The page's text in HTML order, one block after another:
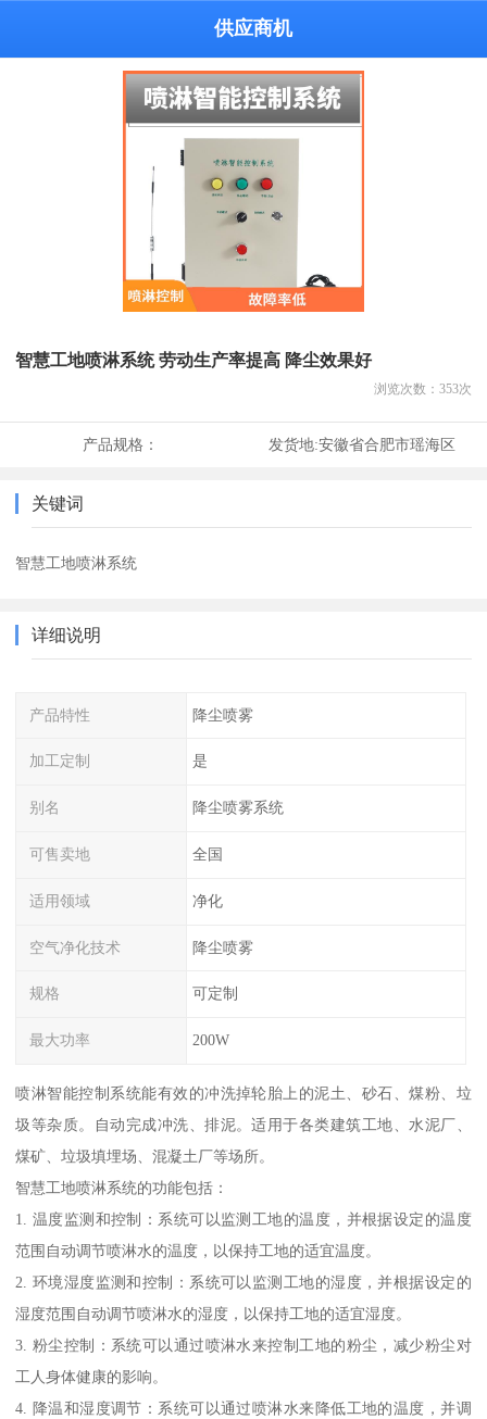
供应商机
智慧工地喷淋系统 劳动生产率提高 降尘效果好
浏览次数： 353次
产品规格： 发货地:安徽省合肥市瑶海区
关键词
智慧工地喷淋系统
详细说明
产品特性 降尘喷雾
加工定制 是
别名 降尘喷雾系统
可售卖地 全国
适用领域 净化
空气净化技术 降尘喷雾
规格 可定制
最大功率 200W
喷淋智能控制系统能有效的冲洗掉轮胎上的泥土、砂石、煤粉、垃
圾等杂质。自动完成冲洗、排泥。适用于各类建筑工地、水泥厂、
煤矿、垃圾填埋场、混凝土厂等场所。
智慧工地喷淋系统的功能包括：
1. 温度监测和控制：系统可以监测工地的温度，并根据设定的温度
范围自动调节喷淋水的温度，以保持工地的适宜温度。
2. 环境湿度监测和控制：系统可以监测工地的湿度，并根据设定的
湿度范围自动调节喷淋水的湿度，以保持工地的适宜湿度。
3. 粉尘控制：系统可以通过喷淋水来控制工地的粉尘，减少粉尘对
工人身体健康的影响。
4. 降温和湿度调节：系统可以通过喷淋水来降低工地的温度，并调